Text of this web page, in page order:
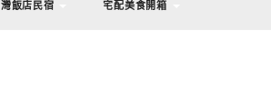
灣飯店民宿 宅配美食開箱